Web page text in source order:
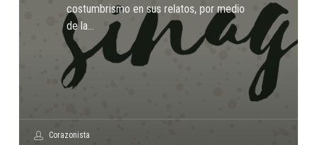
costumbrismo en sus relatos, por medio
de la…
Corazonista